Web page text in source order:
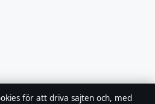
för att driva sajten och, med